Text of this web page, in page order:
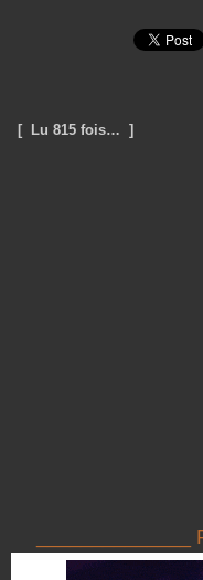
[ Lu 815 fois… ]
______________